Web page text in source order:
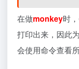
在做monkey时
打印出来，因此
会使用命令查看